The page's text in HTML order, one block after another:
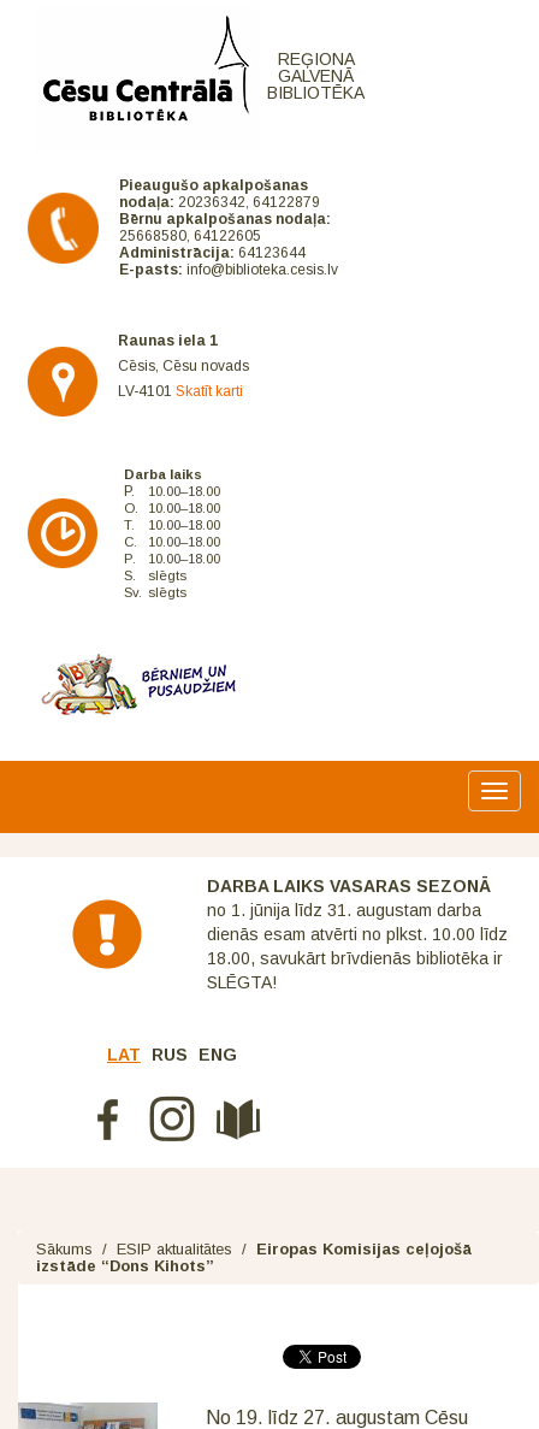
REĢIONA
GALVENĀ
BIBLIOTĒKA
Pieaugušo apkalpošanas
nodaļa: 20236342, 64122879
Bērnu apkalpošanas nodaļa:
25668580, 64122605
Administrācija: 64123644
E-pasts: info@biblioteka.cesis.lv
Raunas iela 1
Cēsis, Cēsu novads
LV-4101Skatīt karti
Darba laiks
P.
10.00–18.00
O.
10.00–18.00
T.
10.00–18.00
C.
10.00–18.00
P.
10.00–18.00
S.
slēgts
Sv.
slēgts
DARBA LAIKS VASARAS SEZONĀ
no 1. jūnija līdz 31. augustam darba
dienās esam atvērti no plkst. 10.00 līdz
18.00, savukārt brīvdienās bibliotēka ir
SLĒGTA!
LAT RUS ENG
Sākums / ESIP aktualitātes / Eiropas Komisijas ceļojošā
izstāde “Dons Kihots”
No 19. līdz 27. augustam Cēsu